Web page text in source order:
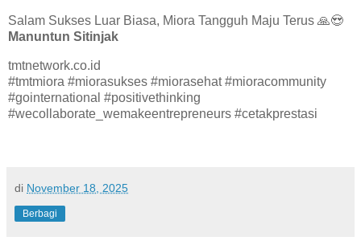
Salam Sukses Luar Biasa, Miora Tangguh Maju Terus 🙏😍
Manuntun Sitinjak
tmtnetwork.co.id
#tmtmiora #miorasukses #miorasehat #mioracommunity
#gointernational #positivethinking
#wecollaborate_wemakeentrepreneurs #cetakprestasi
di November 18, 2025
Berbagi